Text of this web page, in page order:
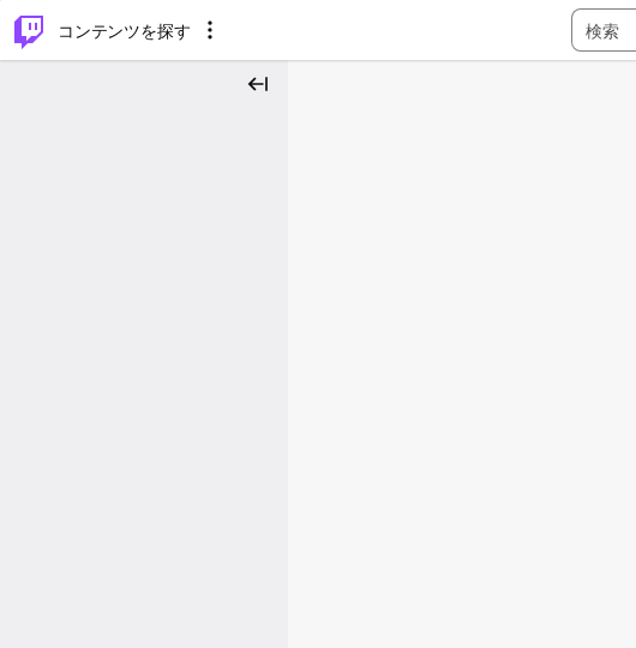
コンテンツを探す